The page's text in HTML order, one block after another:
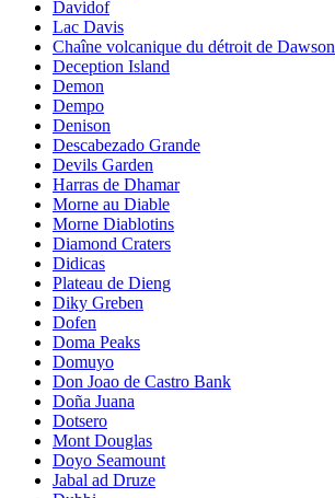
Davidof
Lac Davis
Chaîne volcanique du détroit de Dawson
Deception Island
Demon
Dempo
Denison
Descabezado Grande
Devils Garden
Harras de Dhamar
Morne au Diable
Morne Diablotins
Diamond Craters
Didicas
Plateau de Dieng
Diky Greben
Dofen
Doma Peaks
Domuyo
Don Joao de Castro Bank
Doña Juana
Dotsero
Mont Douglas
Doyo Seamount
Jabal ad Druze